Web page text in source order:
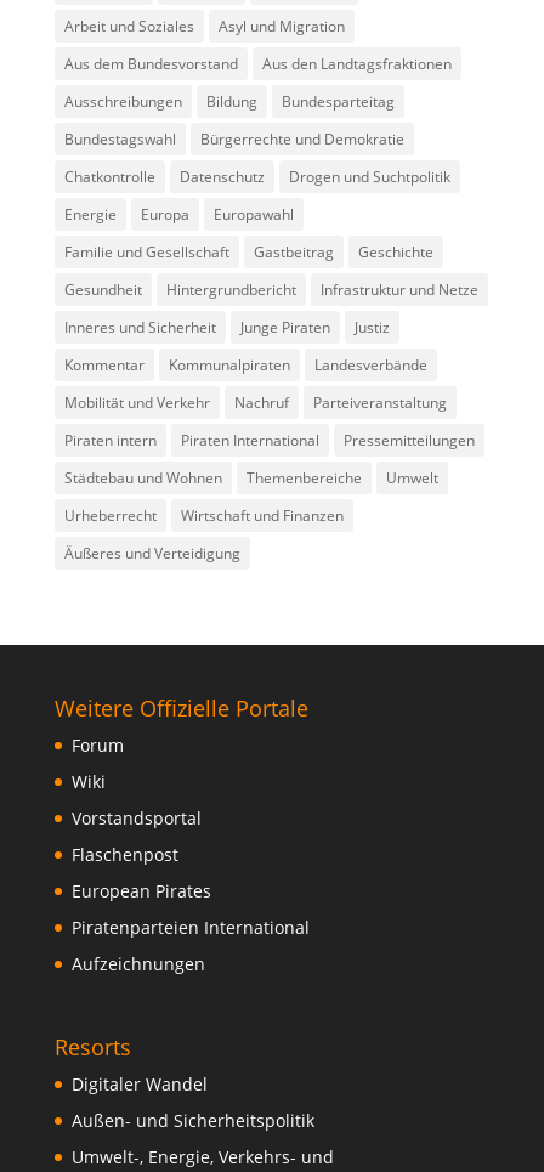
Arbeit und Soziales
Asyl und Migration
Aus dem Bundesvorstand
Aus den Landtagsfraktionen
Ausschreibungen
Bildung
Bundesparteitag
Bundestagswahl
Bürgerrechte und Demokratie
Chatkontrolle
Datenschutz
Drogen und Suchtpolitik
Energie
Europa
Europawahl
Familie und Gesellschaft
Gastbeitrag
Geschichte
Gesundheit
Hintergrundbericht
Infrastruktur und Netze
Inneres und Sicherheit
Junge Piraten
Justiz
Kommentar
Kommunalpiraten
Landesverbände
Mobilität und Verkehr
Nachruf
Parteiveranstaltung
Piraten intern
Piraten International
Pressemitteilungen
Städtebau und Wohnen
Themenbereiche
Umwelt
Urheberrecht
Wirtschaft und Finanzen
Äußeres und Verteidigung
Weitere Offizielle Portale
Forum
Wiki
Vorstandsportal
Flaschenpost
European Pirates
Piratenparteien International
Aufzeichnungen
Resorts
Digitaler Wandel
Außen- und Sicherheitspolitik
Umwelt-, Energie, Verkehrs- und